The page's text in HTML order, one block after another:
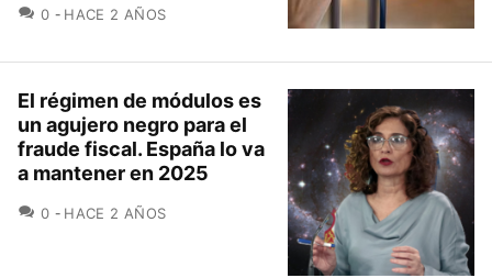
0 COMENTARIOS
HACE 2 AÑOS
El régimen de módulos es
un agujero negro para el
fraude fiscal. España lo va
a mantener en 2025
0 COMENTARIOS
HACE 2 AÑOS